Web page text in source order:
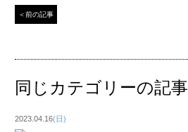
＜前の記事
同じカテゴリーの記事
2023.04.16(日)